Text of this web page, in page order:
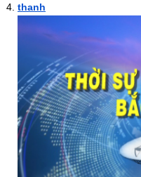
thanh